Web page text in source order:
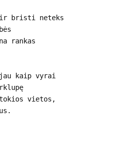
ir bristi neteks
rankas
kaip vyrai
vietos,